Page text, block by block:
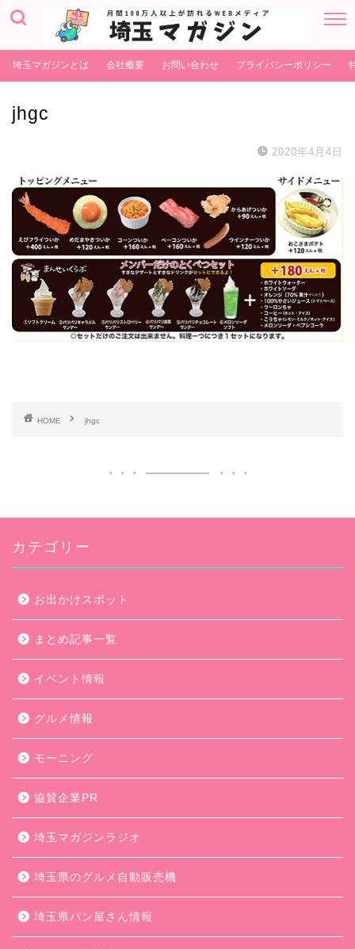
埼玉マガジンとは 会社概要 お問い合わせ プライバシーポリシー
jhgc
2020年4月4日
HOME jhgc
カテゴリー
お出かけスポット
まとめ記事一覧
イベント情報
グルメ情報
モーニング
協賛企業PR
埼玉マガジンラジオ
埼玉県のグルメ自動販売機
埼玉県パン屋さん情報